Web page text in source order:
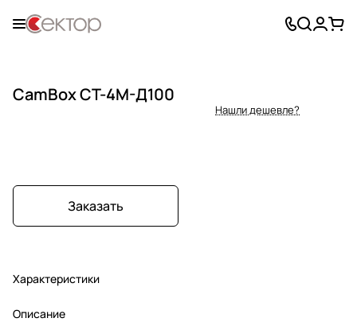
CamBox СТ-4М-Д100
Заказать
Характеристики
Описание
Нашли дешевле?